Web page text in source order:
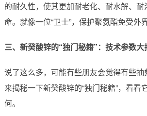
的耐久性，使其更加耐老化、耐水解、
命。就像一位“卫士”，保护聚氨酯免受外
三、新癸酸锌的“独门秘籍”：技术参数大
说了这么多，可能有些朋友会觉得有些
来揭秘一下新癸酸锌的“独门秘籍”，看看
何。